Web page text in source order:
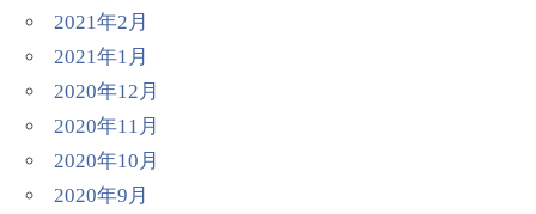
2021年2月
2021年1月
2020年12月
2020年11月
2020年10月
2020年9月